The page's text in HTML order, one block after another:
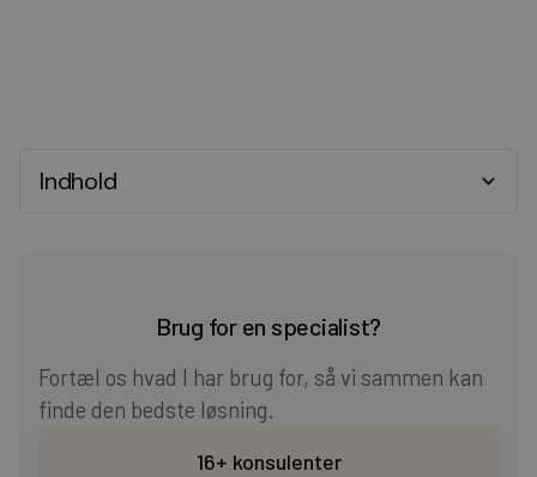
Indhold
Heading 4
Heading 5
Brug for en specialist?
Fortæl os hvad I har brug for, så vi sammen kan
finde den bedste løsning.
16+ konsulenter